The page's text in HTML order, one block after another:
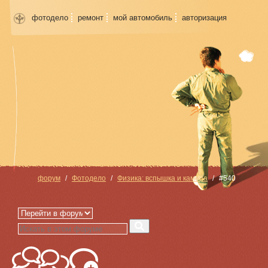
фотодело ремонт мой автомобиль авторизация
форум Фотодело Физика: вспышка и камера #540